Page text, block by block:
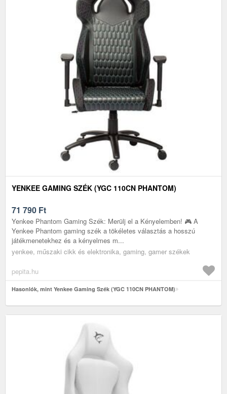
YENKEE GAMING SZÉK (YGC 110CN PHANTOM)
71 790 Ft
Yenkee Phantom Gaming Szék: Merülj el a Kényelemben! 🎮 A
Yenkee Phantom gaming szék a tökéletes választás a hosszú
játékmenetekhez és a kényelmes m...
yenkee, műszaki cikk és elektronika, gaming, gamer székek
pepita.hu
Hasonlók, mint Yenkee Gaming Szék (YGC 110CN PHANTOM)